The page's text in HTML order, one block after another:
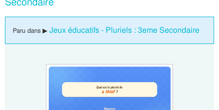
Paru dans ▶ Jeux éducatifs - Pluriels : 3eme Secondaire